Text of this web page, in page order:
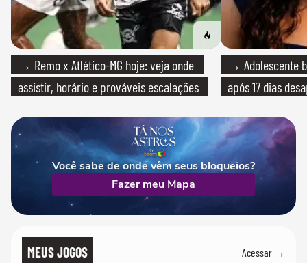
→ Remo x Atlético-MG hoje: veja onde
assistir, horário e prováveis escalações
→ Adolescente
após 17 dias
Você sabe de onde vêm seus bloqueios?
Fazer meu Mapa
MEUS JOGOS Acessar →